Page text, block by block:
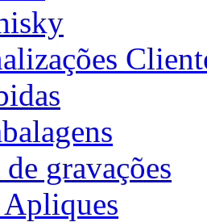
gravações
Apliques